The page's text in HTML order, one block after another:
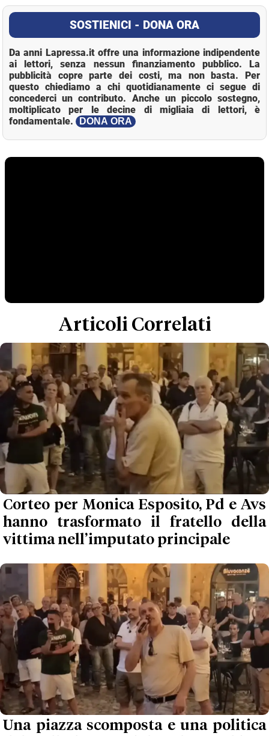
SOSTIENICI - DONA ORA
Da anni Lapressa.it offre una informazione indipendente
ai lettori, senza nessun finanziamento pubblico. La
pubblicità copre parte dei costi, ma non basta. Per
questo chiediamo a chi quotidianamente ci segue di
concederci un contributo. Anche un piccolo sostegno,
moltiplicato per le decine di migliaia di lettori, è
fondamentale.
DONA ORA
Articoli Correlati
Corteo per Monica Esposito, Pd e Avs
hanno trasformato il fratello della
vittima nell’imputato principale
Una piazza scomposta e una politica